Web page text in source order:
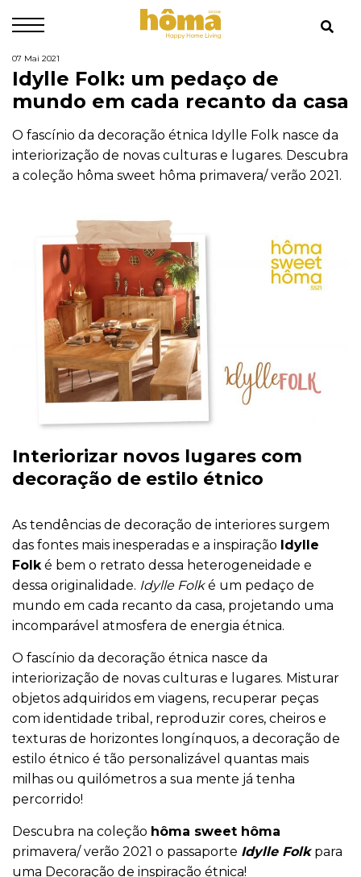
07 Mai 2021
Idylle Folk: um pedaço de
mundo em cada recanto da casa
O fascínio da decoração étnica Idylle Folk nasce da
interiorização de novas culturas e lugares. Descubra
a coleção hôma sweet hôma primavera/ verão 2021.
Interiorizar novos lugares com
decoração de estilo étnico
As tendências de decoração de interiores surgem
das fontes mais inesperadas e a inspiração Idylle
Folké bem o retrato dessa heterogeneidade e
dessa originalidade. Idylle Folké um pedaço de
mundo em cada recanto da casa, projetando uma
incomparável atmosfera de energia étnica.
O fascínio da decoração étnica nasce da
interiorização de novas culturas e lugares. Misturar
objetos adquiridos em viagens, recuperar peças
com identidade tribal, reproduzir cores, cheiros e
texturas de horizontes longínquos, a decoração de
estilo étnico é tão personalizável quantas mais
milhas ou quilómetros a sua mente já tenha
percorrido!
Descubra na coleção hôma sweet hôma
primavera/ verão 2021 o passaporte Idylle Folk para
uma Decoração de inspiração étnica!